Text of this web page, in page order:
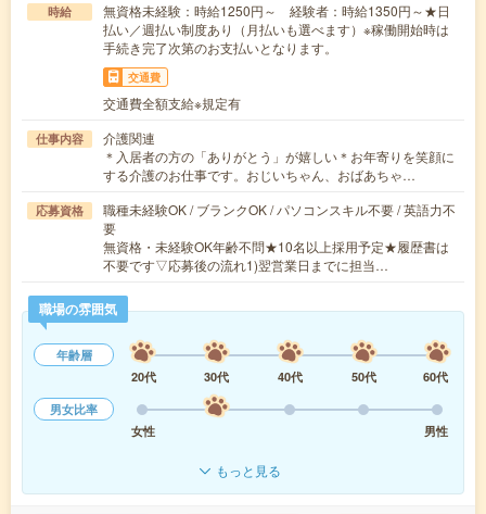
時給
無資格未経験：時給1250円～ 経験者：時給1350円～★日
払い／週払い制度あり（月払いも選べます）※稼働開始時は
手続き完了次第のお支払いとなります。
交通費
交通費全額支給※規定有
仕事内容
介護関連
＊入居者の方の「ありがとう」が嬉しい＊お年寄りを笑顔に
する介護のお仕事です。おじいちゃん、おばあちゃ…
応募資格
職種未経験OK / ブランクOK / パソコンスキル不要 / 英語力不
要
無資格・未経験OK年齢不問★10名以上採用予定★履歴書は
不要です▽応募後の流れ1)翌営業日までに担当…
職場の雰囲気
年齢層
20代
30代 40代 50代
60代
男女比率
女性
男性
もっと見る